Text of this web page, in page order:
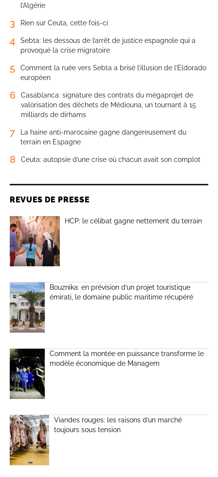
l’Algérie
3 Rien sur Ceuta, cette fois-ci
4
Sebta: les dessous de l’arrêt de justice espagnole qui a
provoqué la crise migratoire
5
Comment la ruée vers Sebta a brisé l’illusion de l’Eldorado
européen
6
Casablanca: signature des contrats du mégaprojet de
valorisation des déchets de Médiouna, un tournant à 15
milliards de dirhams
7
La haine anti-marocaine gagne dangereusement du
terrain en Espagne
8 Ceuta: autopsie d’une crise où chacun avait son complot
REVUES DE PRESSE
HCP: le célibat gagne nettement du terrain
Bouznika: en prévision d’un projet touristique
émirati, le domaine public maritime récupéré
Comment la montée en puissance transforme le
modèle économique de Managem
Viandes rouges: les raisons d’un marché
toujours sous tension